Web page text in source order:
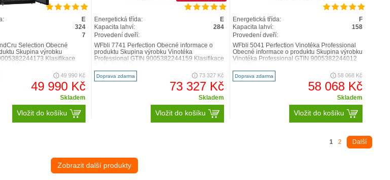
E
324
7
Selection Obecné
Skupina výrobku
Klasifikace
49 990 Kč
49 990 Kč
Skladem
Vložit do košíku
Energetická třída:
E
Kapacita lahví:
284
Provedení dveří:
WFbli 7741 Perfection Obecné informace o
produktu Skupina výrobku Vinotéka
Professional GTIN 9005382244159 Klasifikace
Doprava zdarma 73 327 Kč
73 327 Kč
Skladem
Vložit do košíku
Energetická třída:
F
Kapacita lahví:
158
Provedení dveří:
WFbli 5041 Perfection Vinotéka Professional
Obecné informace o produktu Skupina výrobku
Vinotéka Professional GTIN 9005382244012
Doprava zdarma 58 068 Kč
58 068 Kč
Skladem
Vložit do košíku
1 2 Další
Zobrazit další produkty